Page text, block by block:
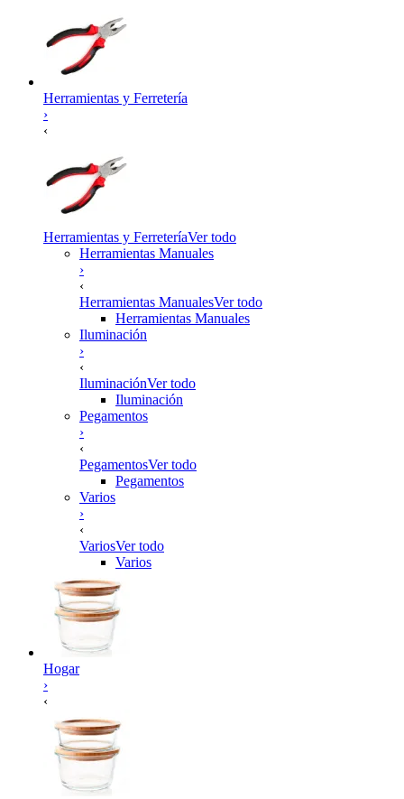
Herramientas y Ferretería
›
‹
Herramientas y FerreteríaVer todo
Herramientas Manuales
›
‹
Herramientas ManualesVer todo
Herramientas Manuales
Iluminación
›
‹
IluminaciónVer todo
Iluminación
Pegamentos
›
‹
PegamentosVer todo
Pegamentos
Varios
›
‹
VariosVer todo
Varios
Hogar
›
‹